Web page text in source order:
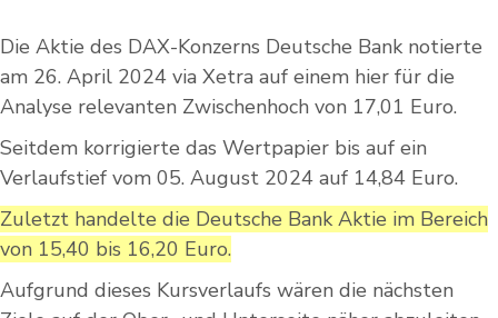
Die Aktie des DAX-Konzerns Deutsche Bank notierte
am 26. April 2024 via Xetra auf einem hier für die
Analyse relevanten Zwischenhoch von 17,01 Euro.
Seitdem korrigierte das Wertpapier bis auf ein
Verlaufstief vom 05. August 2024 auf 14,84 Euro.
Zuletzt handelte die Deutsche Bank Aktie im Bereich
von 15,40 bis 16,20 Euro.
Aufgrund dieses Kursverlaufs wären die nächsten